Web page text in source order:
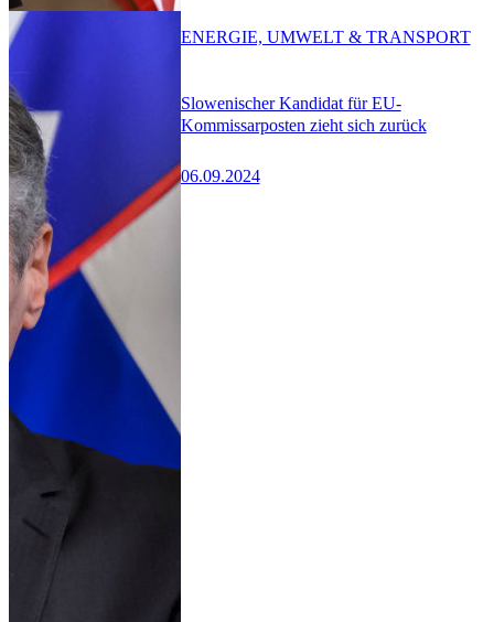
Slowenischer Kandidat für EU-
Kommissarposten zieht sich zurück
06.09.2024
ENERGIE, UMWELT & TRANSPORT